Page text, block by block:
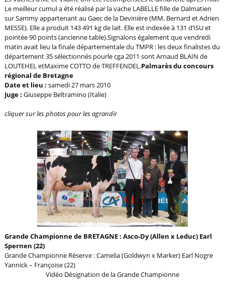
Le meilleur cumul a été réalisé par la vache LABELLE fille de Dalmatien
sur Sammy appartenant au Gaec de la Devinière (MM. Bernard et Adrien
MESSE). Elle a produit 143 491 kg de lait. Elle est indexée à 131 d’ISU et
pointée 90 points (ancienne table).Signalons également que vendredi
matin avait lieu la finale départementale du TMPR : les deux finalistes du
département 35 sélectionnés pourle cga 2011 sont Arnaud BLAIN de
LOUTEHEL etMaxime COTTO de TREFFENDEL.Palmarès du concours
régional de Bretagne
Date et lieu : samedi 27 mars 2010
Juge : Giuseppe Beltramino (Italie)
cliquer sur les photos pour les agrandir
Grande Championne de BRETAGNE : Asco-Dy (Allen x Leduc) Earl
Spernen (22)
Grande Championne Réserve : Camelia (Goldwyn x Marker) Earl Nogre
Yannick – Françoise (22)
Vidéo Désignation de la Grande Championne